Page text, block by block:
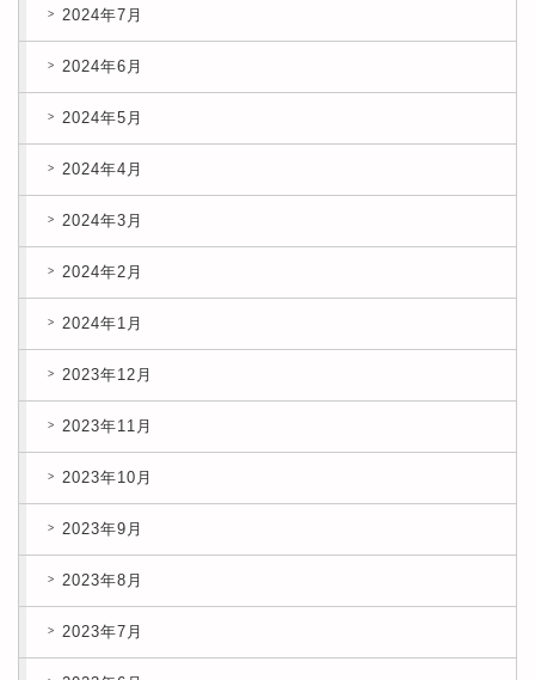
2024年7月
2024年6月
2024年5月
2024年4月
2024年3月
2024年2月
2024年1月
2023年12月
2023年11月
2023年10月
2023年9月
2023年8月
2023年7月